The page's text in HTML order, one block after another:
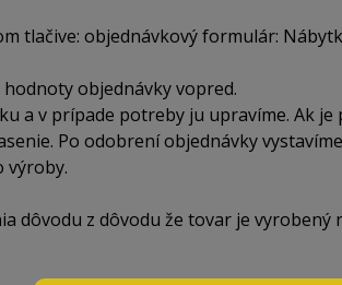
tlačive: objednávkový formulár:
objednávky vopred.
a v prípade potreby ju upravíme. Ak
Po odobrení objednávky
výroby.
dôvodu z dôvodu že tovar je vyrobený